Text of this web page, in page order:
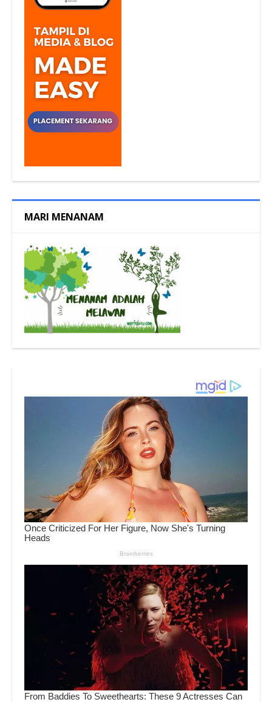
MARI MENANAM